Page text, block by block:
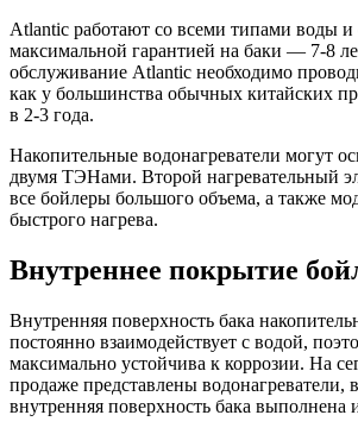
Atlantic работают со всеми типами воды и
максимальной гарантией на баки — 7-8
обслуживание Atlantic необходимо
как у большинства обычных китайских
в 2-3 года.
Накопительные водонагреватели могут
двумя ТЭНами. Второй нагревательный
все бойлеры большого объема, а также
быстрого нагрева.
Внутреннее покрытие
Внутренняя поверхность бака
постоянно взаимодействует с водой,
максимально устойчива к коррозии. На
продаже представлены водонагреватели,
внутренняя поверхность бака выполнена